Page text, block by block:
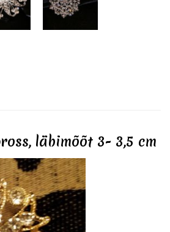
läbimõõt 3- 3,5 cm